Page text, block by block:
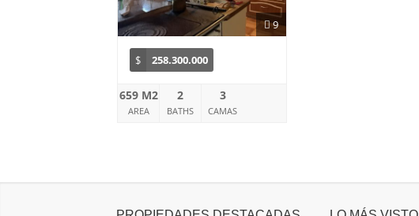
9
$ 258.300.000
659 M2
AREA
2
BATHS
3
CAMAS